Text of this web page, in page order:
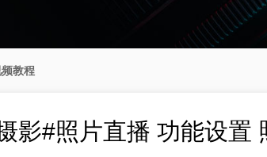
教程
影#照片直播 功能设置